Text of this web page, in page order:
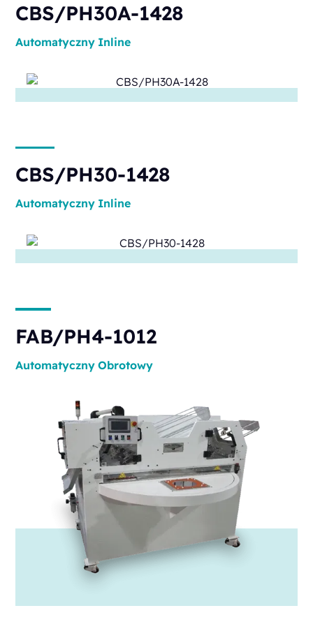
CBS/PH30A-1428
Automatyczny Inline
CBS/PH30-1428
Automatyczny Inline
FAB/PH4-1012
Automatyczny Obrotowy